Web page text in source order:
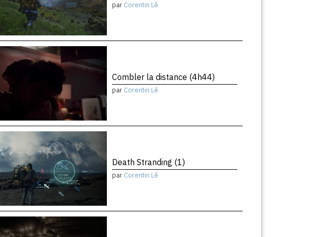
par Corentin Lê
Combler la distance (4h44)
par Corentin Lê
Death Stranding (1)
par Corentin Lê